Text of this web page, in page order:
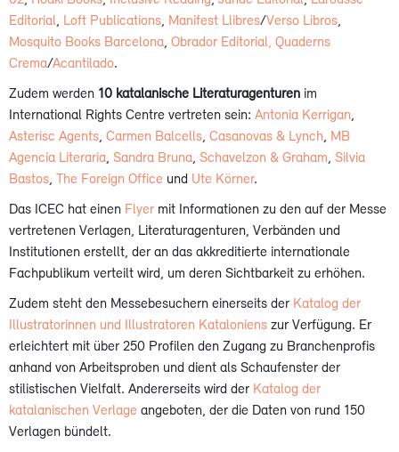
Editorial Loft Publications Manifest Llibres/Verso Libros
Mosquito Books Barcelona Obrador Editorial , Quaderns
Crema/Acantilado.
Zudem werden 10 katalanische Literaturagenturen im
International Rights Centre vertreten sein: Antonia Kerrigan
Asterisc Agents Carmen Balcells Casanovas & Lynch MB
Agencia Literaria Sandra Bruna Schavelzon & Graham Silvia
Bastos The Foreign Office und Ute Körner.
Das ICEC hat einen Flyer mit Informationen zu den auf der Messe
vertretenen Verlagen, Literaturagenturen, Verbänden und
Institutionen erstellt, der an das akkreditierte internationale
Fachpublikum verteilt wird, um deren Sichtbarkeit zu erhöhen.
Zudem steht den Messebesuchern einerseits der Katalog der
Illustratorinnen und Illustratoren Kataloniens zur Verfügung. Er
erleichtert mit über 250 Profilen den Zugang zu Branchenprofis
anhand von Arbeitsproben und dient als Schaufenster der
stilistischen Vielfalt. Andererseits wird der Katalog der
katalanischen Verlage angeboten, der die Daten von rund 150
Verlagen bündelt.